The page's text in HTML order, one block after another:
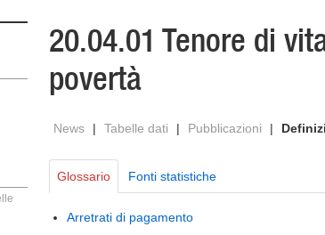
20.04.01 Tenore di
povertà
News | Tabelle dati | Pubblicazioni |
Glossario Fonti statistiche
Arretrati di pagamento